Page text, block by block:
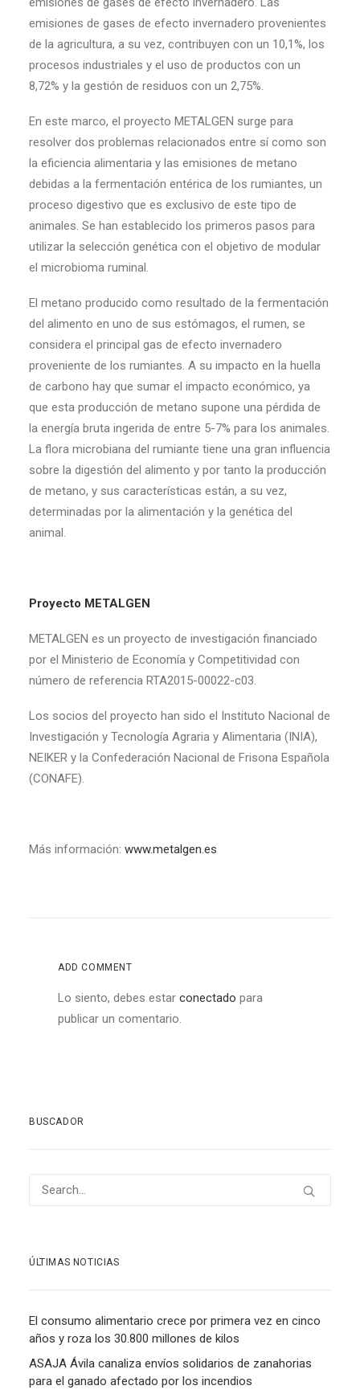
emisiones de gases de efecto invernadero provenientes
de la agricultura, a su vez, contribuyen con un 10,1%, los
procesos industriales y el uso de productos con un
8,72% y la gestión de residuos con un 2,75%.
En este marco, el proyecto METALGEN surge para
resolver dos problemas relacionados entre sí como son
la eficiencia alimentaria y las emisiones de metano
debidas a la fermentación entérica de los rumiantes, un
proceso digestivo que es exclusivo de este tipo de
animales. Se han establecido los primeros pasos para
utilizar la selección genética con el objetivo de modular
el microbioma ruminal.
El metano producido como resultado de la fermentación
del alimento en uno de sus estómagos, el rumen, se
considera el principal gas de efecto invernadero
proveniente de los rumiantes. A su impacto en la huella
de carbono hay que sumar el impacto económico, ya
que esta producción de metano supone una pérdida de
la energía bruta ingerida de entre 5-7% para los animales.
La flora microbiana del rumiante tiene una gran influencia
sobre la digestión del alimento y por tanto la producción
de metano, y sus características están, a su vez,
determinadas por la alimentación y la genética del
animal.
Proyecto METALGEN
METALGEN es un proyecto de investigación financiado
por el Ministerio de Economía y Competitividad con
número de referencia RTA2015-00022-c03.
Los socios del proyecto han sido el Instituto Nacional de
Investigación y Tecnología Agraria y Alimentaria (INIA),
NEIKER y la Confederación Nacional de Frisona Española
(CONAFE).
Más información: www.metalgen.es
ADD COMMENT
Lo siento, debes estar conectado para
publicar un comentario.
BUSCADOR
ÚLTIMAS NOTICIAS
El consumo alimentario crece por primera vez en cinco
años y roza los 30.800 millones de kilos
ASAJA Ávila canaliza envíos solidarios de zanahorias
para el ganado afectado por los incendios